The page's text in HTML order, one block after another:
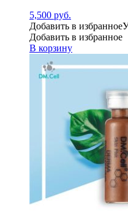
5,500 руб.
Добавить в избранное
Добавить в избранное
В корзину